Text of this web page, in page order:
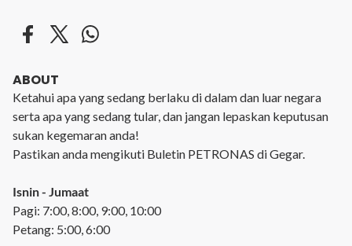
ABOUT
Ketahui apa yang sedang berlaku di dalam dan luar negara
serta apa yang sedang tular, dan jangan lepaskan keputusan
sukan kegemaran anda!
Pastikan anda mengikuti Buletin PETRONAS di Gegar.
Isnin - Jumaat
Pagi: 7:00, 8:00, 9:00, 10:00
Petang: 5:00, 6:00